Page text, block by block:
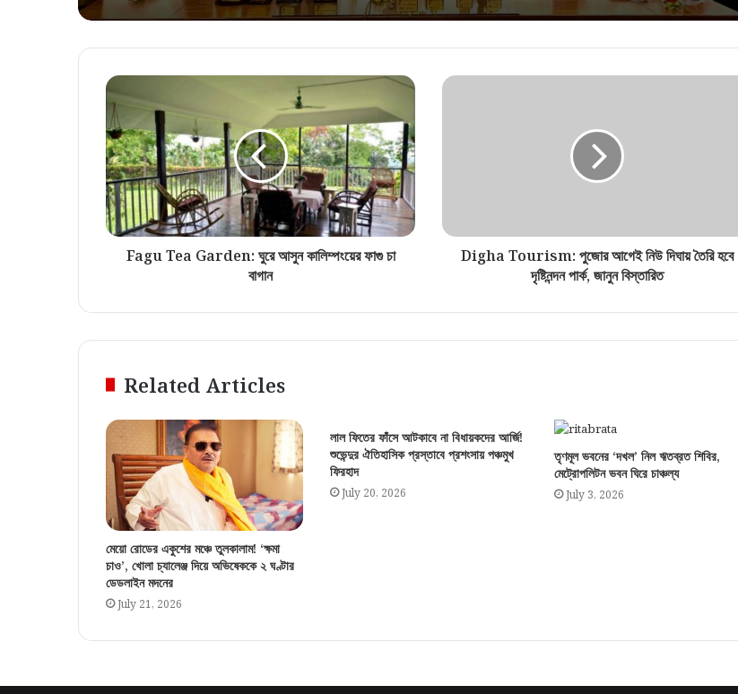
সকাল থেকেই মুখভার আকাশের, দক্ষিণবঙ্গের ৪ জেলায়
Fagu Tea Garden: ঘুরে আসুন কালিম্পংয়ের ফাগু চা
বাগান
Digha Tourism: পুজোর আগেই নিউ দিঘায় তৈরি হবে
দৃষ্টিনন্দন পার্ক, জানুন বিস্তারিত
Related Articles
মেয়ো রোডের একুশের মঞ্চে তুলকালাম! ‘ক্ষমা
চাও’, খোলা চ্যালেঞ্জ দিয়ে অভিষেককে ২ ঘণ্টার
ডেডলাইন মদনের
July 21, 2026
লাল ফিতের ফাঁসে আটকাবে না বিধায়কদের আর্জি!
শুভেন্দুর ঐতিহাসিক প্রস্তাবে প্রশংসায় পঞ্চমুখ
ফিরহাদ
July 20, 2026
তৃণমূল ভবনের ‘দখল’ নিল ঋতব্রত শিবির,
মেট্রোপলিটন ভবন ঘিরে চাঞ্চল্য
July 3, 2026